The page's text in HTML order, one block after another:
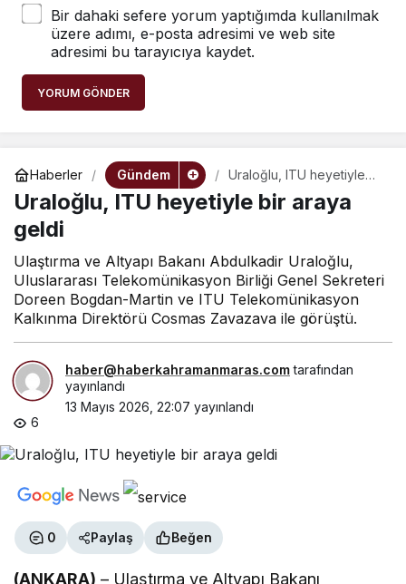
Bir dahaki sefere yorum yaptığımda kullanılmak
üzere adımı, e-posta adresimi ve web site
adresimi bu tarayıcıya kaydet.
YORUM GÖNDER
Haberler Gündem
Uraloğlu, ITU heyetiyle
bir araya geldi
Uraloğlu, ITU heyetiyle bir araya
geldi
Ulaştırma ve Altyapı Bakanı Abdulkadir Uraloğlu,
Uluslararası Telekomünikasyon Birliği Genel Sekreteri
Doreen Bogdan-Martin ve ITU Telekomünikasyon
Kalkınma Direktörü Cosmas Zavazava ile görüştü.
haber@haberkahramanmaras.comtarafından
yayınlandı
13 Mayıs 2026, 22:07 yayınlandı
6
0 Paylaş Beğen
(ANKARA) – Ulaştırma ve Altyapı Bakanı